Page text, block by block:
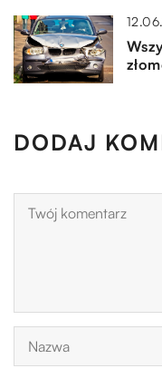
DODAJ